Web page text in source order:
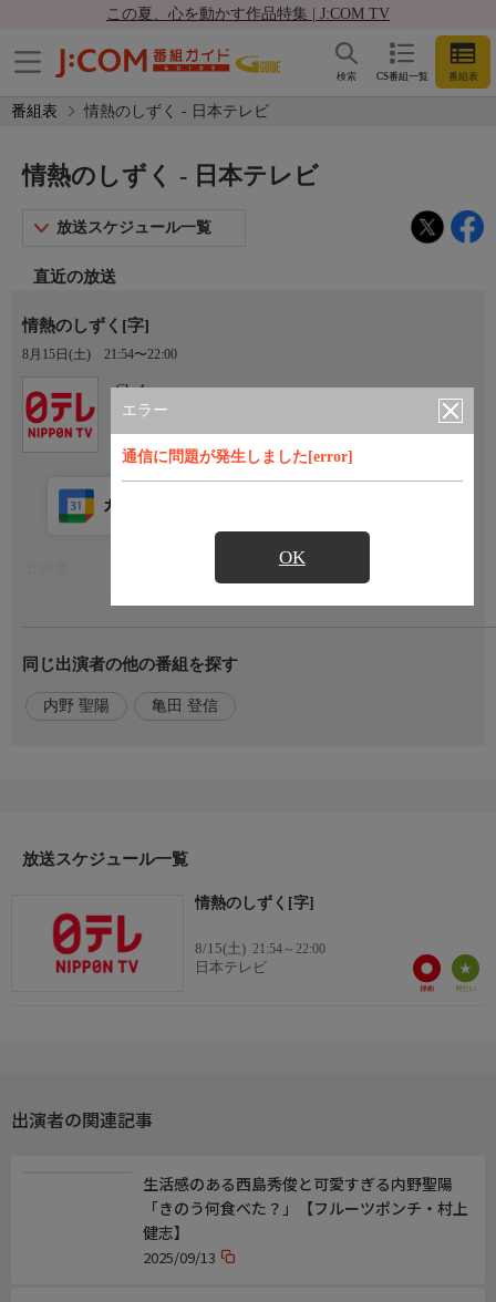
この夏、心を動かす作品特集 | J:COM TV
CS番組一覧 番組表
検索
番組表 情熱のしずく - 日本テレビ
エラー
通信に問題が発生しました[error]
OK
情熱のしずく - 日本テレビ
放送スケジュール一覧
直近の放送
情熱のしずく[字]
8月15日(土) 21:54〜22:00
Ch.4
日本テレビ
カレンダー登録
ラベルライター 亀田 登信
同じ出演者の他の番組を探す
内野 聖陽 亀田 登信
放送スケジュール一覧
情熱のしずく[字]
8/15(土) 21:54～22:00
日本テレビ
出演者の関連記事
生活感のある西島秀俊と可愛すぎる内野聖陽
「きのう何食べた？」【フルーツポンチ・村上
健志】
2025/09/13